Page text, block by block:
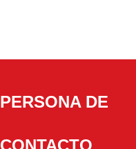
PERSONA DE
CONTACTO